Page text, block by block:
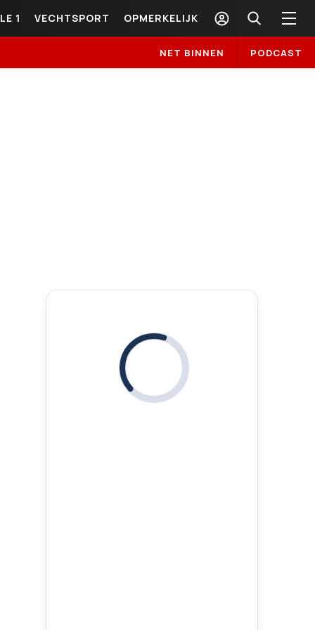
1 VECHTSPORT OPMERKELIJK
NET BINNEN PODCAST